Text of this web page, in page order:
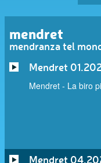
mendret
mendranza tel
Mendret
Mendret - La biro
Mendret